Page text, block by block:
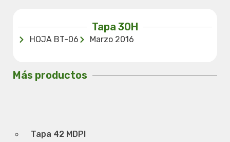
Tapa 30H
HOJA BT-06 Marzo 2016
Más productos
Tapa 42 MDPI